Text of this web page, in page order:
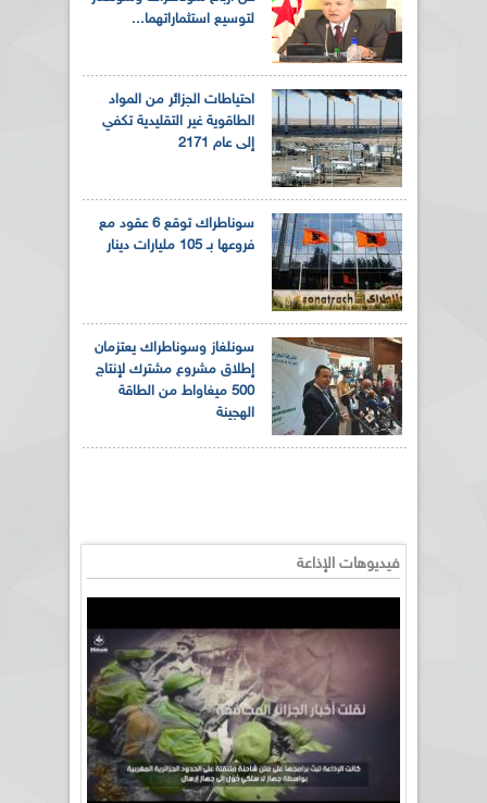
لتوسيع استثماراتهما...
احتياطات الجزائر من المواد
الطاقوية غير التقليدية تكفي
إلى عام 2171
سوناطراك توقع 6 عقود مع
فروعها بـ 105 مليارات دينار
سونلغاز وسوناطراك يعتزمان
إطلاق مشروع مشترك لإنتاج
500 ميغاواط من الطاقة
الهجينة
فيديوهات الإذاعة